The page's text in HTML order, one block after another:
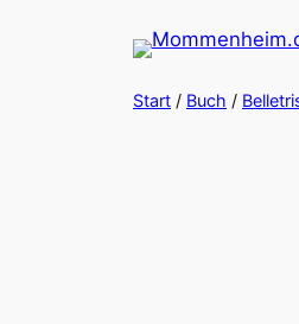
Start / Buch /